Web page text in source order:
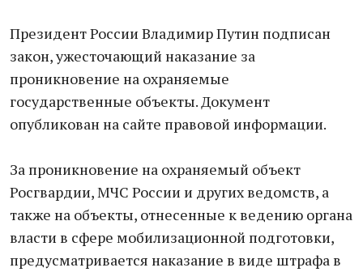
Президент России Владимир Путин подписан
закон, ужесточающий наказание за
проникновение на охраняемые
государственные объекты. Документ
опубликован на сайте правовой информации.
За проникновение на охраняемый объект
Росгвардии, МЧС России и других ведомств, а
также на объекты, отнесенные к ведению органа
власти в сфере мобилизационной подготовки,
предусматривается наказание в виде штрафа в